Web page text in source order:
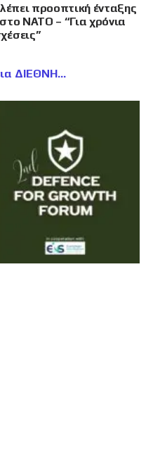
προοπτική ένταξης
ΝΑΤΟ – “Για χρόνια
ΔΙΕΘΝΗ